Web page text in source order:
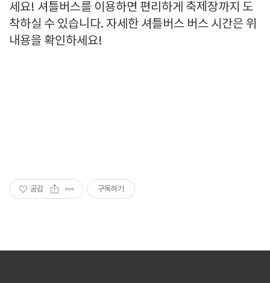
세요! 셔틀버스를 이용하면 편리하게 축제장까지 도
착하실 수 있습니다. 자세한 셔틀버스 버스 시간은 위
내용을 확인하세요!
공감 구독하기